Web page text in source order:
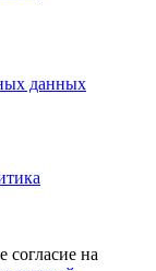
данных
согласие на